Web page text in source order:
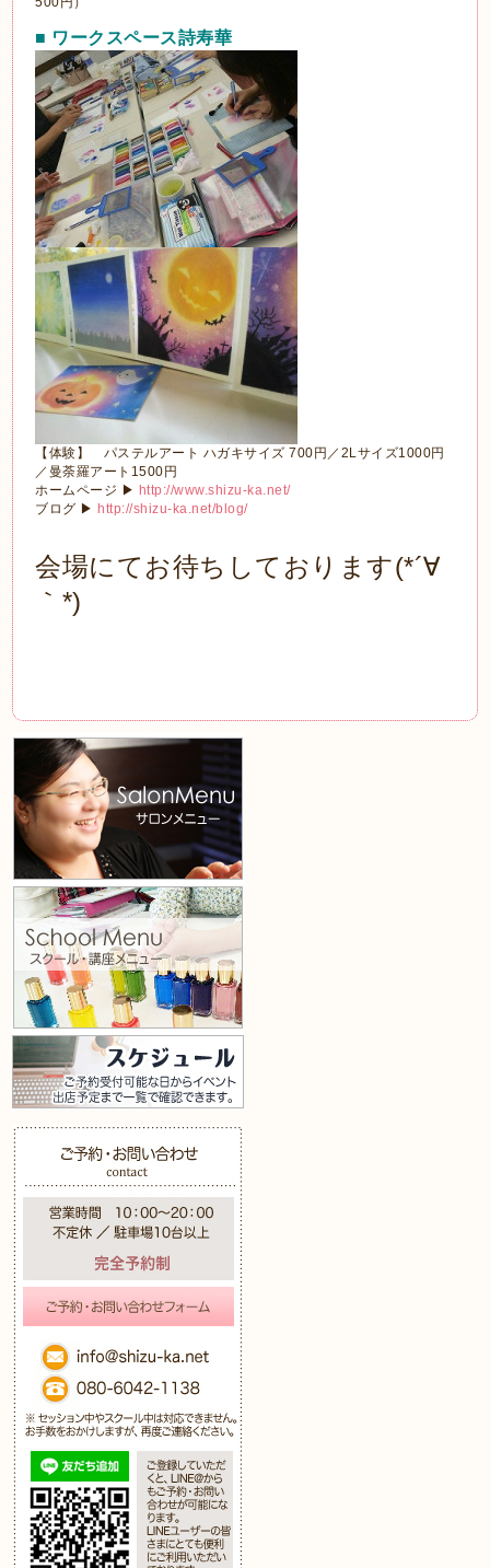
■ ワークスペース詩寿華
【体験】 パステルアート ハガキサイズ 700円／2Lサイズ1000円
／曼荼羅アート1500円
ホームページ ▶ http://www.shizu-ka.net/
ブログ ▶ http://shizu-ka.net/blog/
会場にてお待ちしております(*´∀
｀*)